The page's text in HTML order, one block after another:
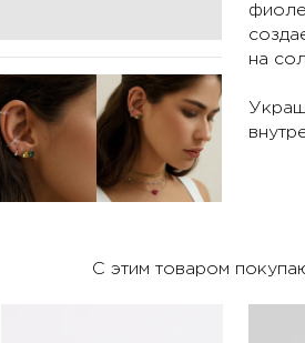
на
С этим товаром